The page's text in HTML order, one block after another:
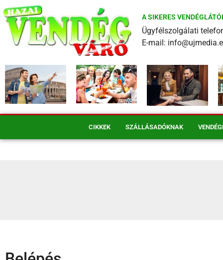
A SIKERES
Ügyfélszolgálati
E-mail:
CIKKEK SZÁLLÁSADÓKNAK